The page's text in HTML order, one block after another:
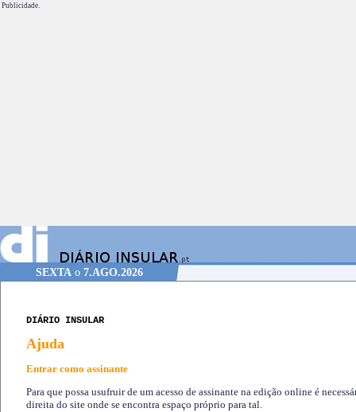
Publicidade.
SEXTA o 7.AGO.2026
DIÁRIO INSULAR
Ajuda
Entrar como assinante
Para que possa usufruir de um acesso de assinante na edição online é
direita do site onde se encontra espaço próprio para tal.